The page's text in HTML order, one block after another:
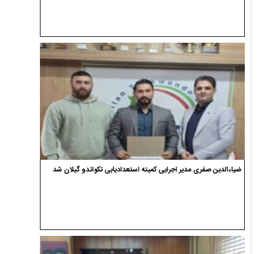
ضیاءالدین صفری مدیر اجرایی کمیته استعدادیابی تکواندو گیلان شد